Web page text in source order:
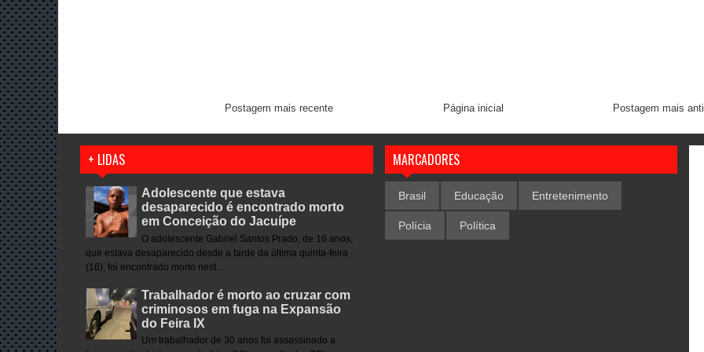
Postagem mais recente Postagem mais
Página inicial
+ LIDAS
Adolescente que estava
desaparecido é encontrado morto
em Conceição do Jacuípe
O adolescente Gabriel Santos Prado, de 16 anos,
que estava desaparecido desde a tarde da última quinta-feira
(16), foi encontrado morto nest...
Trabalhador é morto ao cruzar com
criminosos em fuga na Expansão
do Feira IX
Um trabalhador de 30 anos foi assassinado a
MARCADORES
Brasil Educação Entretenimento
Polícia Política